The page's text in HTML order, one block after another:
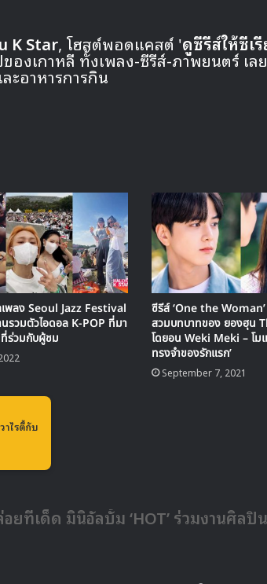
K Star, โฮสต์พอดแคสต์ 'ดูซีรีส์ให้ซีเ
งเกาหลี ทั้งเพลง-ซีรีส์-ภาพยนตร์ เล
ะอาหารการกิน
เพลง Seoul Jazz Festival
นรวมตัวไอดอล K-POP ที่มา
ร่วมกับผู้ชม
ซีรีส์ ‘One the
สวมบทบาทของ ยองฮุน
โดยอน Weki Meki – โม
ทรงจำของรักแรก’
September 7, 2021
าไรตี้กับ